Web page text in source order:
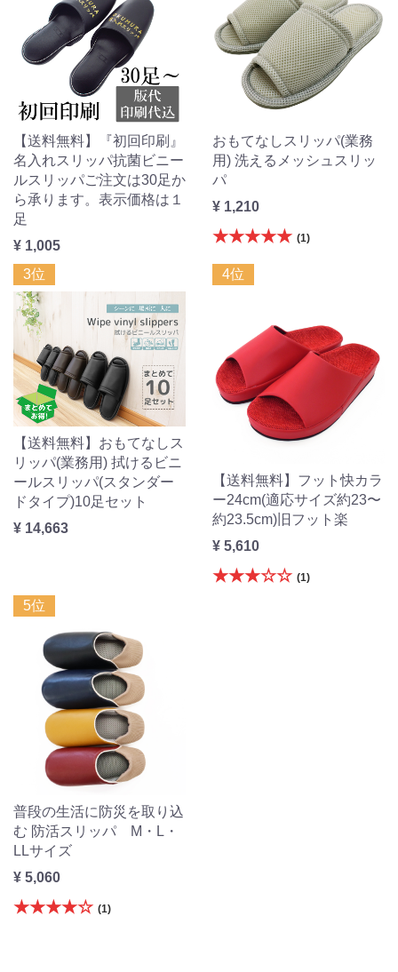
【送料無料】『初回印刷』
名入れスリッパ抗菌ビニー
ルスリッパご注文は30足か
ら承ります。表示価格は１
足
¥ 1,005
おもてなしスリッパ(業務
用) 洗えるメッシュスリッ
パ
¥ 1,210
★★★★★ (1)
3位
【送料無料】おもてなしス
リッパ(業務用) 拭けるビニ
ールスリッパ(スタンダー
ドタイプ)10足セット
¥ 14,663
4位
【送料無料】フット快カラ
ー24cm(適応サイズ約23〜
約23.5cm)旧フット楽
¥ 5,610
★★★☆☆ (1)
5位
普段の生活に防災を取り込
む 防活スリッパ M・L・
LLサイズ
¥ 5,060
★★★★☆ (1)